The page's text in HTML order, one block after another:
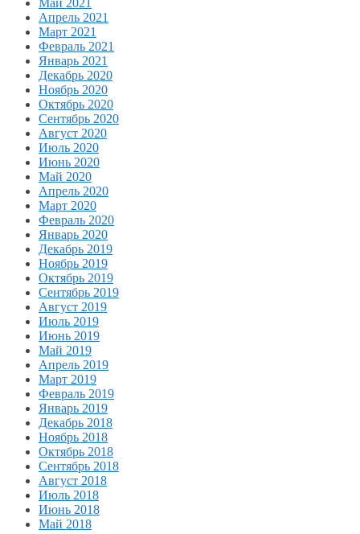
Май 2021
Апрель 2021
Март 2021
Февраль 2021
Январь 2021
Декабрь 2020
Ноябрь 2020
Октябрь 2020
Сентябрь 2020
Август 2020
Июль 2020
Июнь 2020
Май 2020
Апрель 2020
Март 2020
Февраль 2020
Январь 2020
Декабрь 2019
Ноябрь 2019
Октябрь 2019
Сентябрь 2019
Август 2019
Июль 2019
Июнь 2019
Май 2019
Апрель 2019
Март 2019
Февраль 2019
Январь 2019
Декабрь 2018
Ноябрь 2018
Октябрь 2018
Сентябрь 2018
Август 2018
Июль 2018
Июнь 2018
Май 2018